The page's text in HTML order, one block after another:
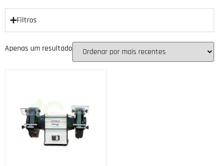
Filtros
Apenas um resultado